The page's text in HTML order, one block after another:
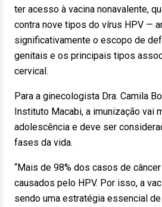
ter acesso à vacina nonavalente,
contra nove tipos do vírus HPV —
significativamente o escopo de
genitais e os principais tipos
cervical.
Para a ginecologista Dra. Camila
Instituto Macabi, a imunização vai
adolescência e deve ser
fases da vida.
“Mais de 98% dos casos de
causados pelo HPV. Por isso, a
sendo uma estratégia essencial